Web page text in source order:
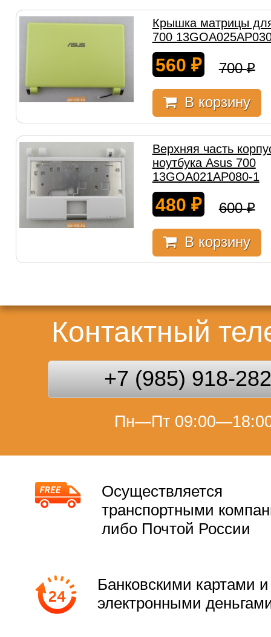
Крышка матрицы
700
560 ₽ 700₽
В корзину
Верхняя часть
ноутбука Asus 700
13GOA021AP080-1
480 ₽ 600₽
В корзину
Контактный
+7 (985) 918-
Пн—Пт
Осуществляется
транспортными
либо Почтой России
Банковскими картами и
электронными